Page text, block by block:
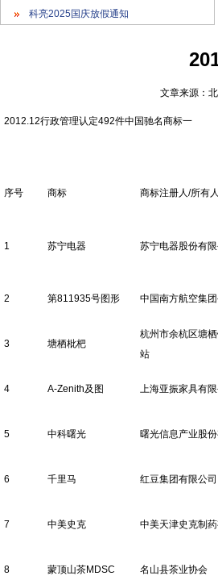
科亮2025国庆放假通知
文章来源：
2012.12行政管理认定492件中国驰名商标一
序号 商标 商标注册人/所有人
1 苏宁电器 苏宁电器股份有限
2 第811935号图形 中国南方航空集团
3 塘栖枇杷
杭州市余杭区塘
站
4 A-Zenith及图 上海亚振家具有限
5 中科曙光 曙光信息产业股份
6 千里马 红豆集团有限公司
7 中美史克 中美天津史克制药
8 蒙顶山茶MDSC 名山县茶业协会